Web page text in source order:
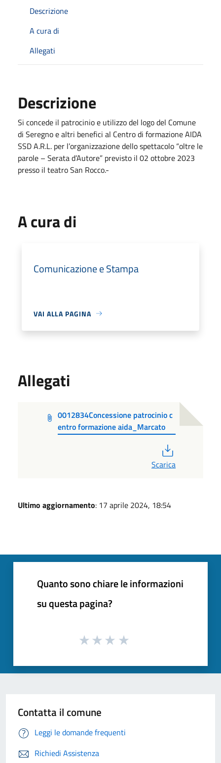
Descrizione
A cura di
Allegati
Descrizione
Si concede il patrocinio e utilizzo del logo del Comune
di Seregno e altri benefici al Centro di formazione AIDA
SSD A.R.L. per l’organizzazione dello spettacolo “oltre le
parole – Serata d’Autore” previsto il 02 ottobre 2023
presso il teatro San Rocco.-
A cura di
Comunicazione e Stampa
VAI ALLA PAGINA
Allegati
0012834Concessione patrocinio c
entro formazione aida_Marcato
Scarica
Ultimo aggiornamento: 17 aprile 2024, 18:54
Quanto sono chiare le informazioni
su questa pagina?
Contatta il comune
Leggi le domande frequenti
Richiedi Assistenza